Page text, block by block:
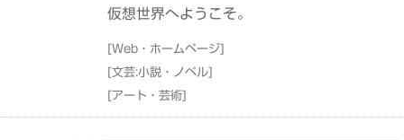
仮想世界へようこそ。
[Web・ホームページ]
[文芸:小説・ノベル]
[アート・芸術]